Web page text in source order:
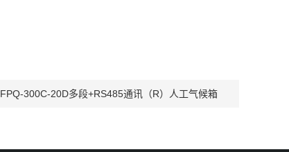
FPQ-300C-20D多段+RS485通讯（R）人工气候箱